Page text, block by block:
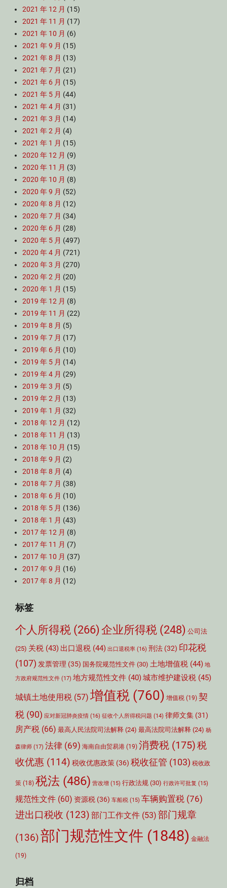
2021 年 12 月 (15)
2021 年 11 月 (17)
2021 年 10 月 (6)
2021 年 9 月 (15)
2021 年 8 月 (13)
2021 年 7 月 (21)
2021 年 6 月 (15)
2021 年 5 月 (44)
2021 年 4 月 (31)
2021 年 3 月 (14)
2021 年 2 月 (4)
2021 年 1 月 (15)
2020 年 12 月 (9)
2020 年 11 月 (3)
2020 年 10 月 (8)
2020 年 9 月 (52)
2020 年 8 月 (12)
2020 年 7 月 (34)
2020 年 6 月 (28)
2020 年 5 月 (497)
2020 年 4 月 (721)
2020 年 3 月 (270)
2020 年 2 月 (20)
2020 年 1 月 (15)
2019 年 12 月 (8)
2019 年 11 月 (22)
2019 年 8 月 (5)
2019 年 7 月 (17)
2019 年 6 月 (10)
2019 年 5 月 (14)
2019 年 4 月 (29)
2019 年 3 月 (5)
2019 年 2 月 (13)
2019 年 1 月 (32)
2018 年 12 月 (12)
2018 年 11 月 (13)
2018 年 10 月 (15)
2018 年 9 月 (2)
2018 年 8 月 (4)
2018 年 7 月 (38)
2018 年 6 月 (10)
2018 年 5 月 (136)
2018 年 1 月 (43)
2017 年 12 月 (8)
2017 年 11 月 (7)
2017 年 10 月 (37)
2017 年 9 月 (16)
2017 年 8 月 (12)
标签
个人所得税 (266) 企业所得税 (248) 公司法
(25) 关税 (43) 出口退税 (44) 出口退税率 (16) 刑法 (32) 印花税
(107) 发票管理 (35) 国务院规范性文件 (30) 土地增值税 (44) 地
方政府规范性文件 (17) 地方规范性文件 (40)城市维护建设税 (45)
城镇土地使用税 (57) 增值税 (760) 增值税 (19) 契
税 (90) 应对新冠肺炎疫情 (16) 征收个人所得税问题 (14) 律师文集 (31)
房产税 (66) 最高人民法院司法解释 (24) 最高法院司法解释 (24) 杨
森律师 (17) 法律 (69) 海南自由贸易港 (19) 消费税 (175)税
收优惠 (114) 税收优惠政策 (36) 税收征管 (103) 税收政
策 (18) 税法 (486) 营改增 (15) 行政法规 (30) 行政许可批复 (15)
规范性文件 (60) 资源税 (36) 车船税 (15) 车辆购置税 (76)
进出口税收 (123) 部门工作文件 (53) 部门规章
(136)部门规范性文件 (1848) 金融法
(19)
归档